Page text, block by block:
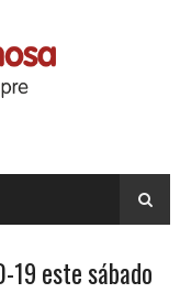
19 este sábado